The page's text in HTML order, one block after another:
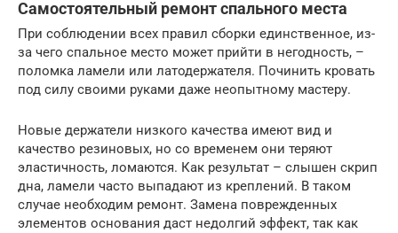
Самостоятельный ремонт спального места
При соблюдении всех правил сборки единственное, из-
за чего спальное место может прийти в негодность, –
поломка ламели или латодержателя. Починить кровать
под силу своими руками даже неопытному мастеру.
Новые держатели низкого качества имеют вид и
качество резиновых, но со временем они теряют
эластичность, ломаются. Как результат – слышен скрип
дна, ламели часто выпадают из креплений. В таком
случае необходим ремонт. Замена поврежденных
элементов основания даст недолгий эффект, так как